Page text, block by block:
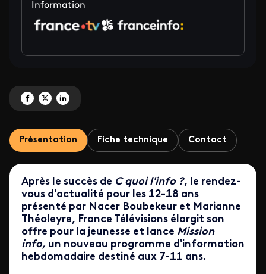
Information
Partagez 'France Télévisions élargit son offre d'information pour la
Partagez 'France Télévisions élargit son offre d'information pour la
Partagez 'France Télévisions élargit son offre d'information pour
Présentation Fiche technique Contact
Après le succès de C quoi l'info ?, le rendez-
vous d'actualité pour les 12-18 ans
présenté par Nacer Boubekeur et Marianne
Théoleyre, France Télévisions élargit son
offre pour la jeunesse et lance Mission
info, un nouveau programme d'information
hebdomadaire destiné aux 7-11 ans.